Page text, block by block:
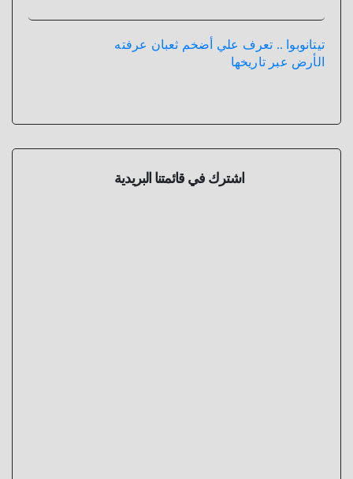
تيتانوبوا .. تعرف علي أضخم ثعبان عرفته
الأرض عبر تاريخها
اشترك في قائمتنا البريدية